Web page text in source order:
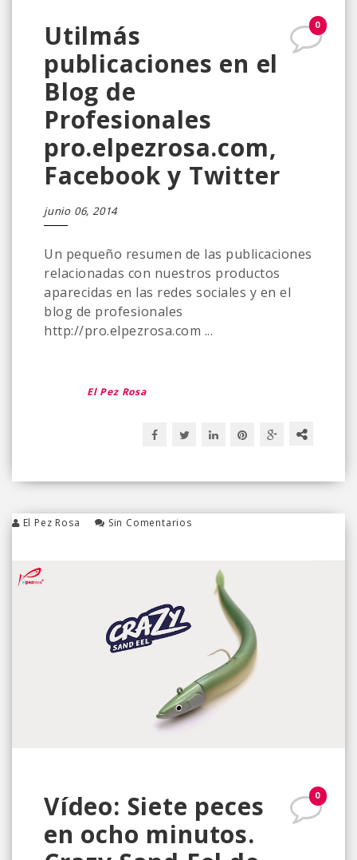
0
Utilmás
publicaciones en el
Blog de
Profesionales
pro.elpezrosa.com,
Facebook y Twitter
junio 06, 2014
Un pequeño resumen de las publicaciones
relacionadas con nuestros productos
aparecidas en las redes sociales y en el
blog de profesionales
http://pro.elpezrosa.com ...
El Pez Rosa
El Pez Rosa Sin Comentarios
0
Vídeo: Siete peces
en ocho minutos.